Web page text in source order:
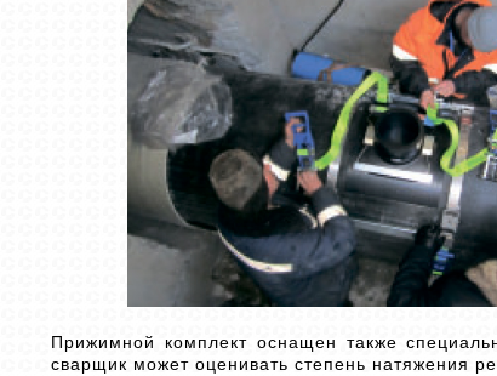
Прижимной комплект оснащен также
сварщик может оценивать степень натяжения